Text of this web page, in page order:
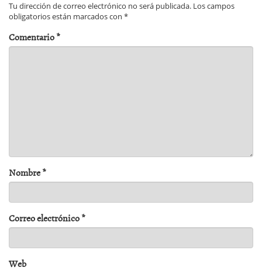
Tu dirección de correo electrónico no será publicada. Los campos
obligatorios están marcados con *
Comentario*
Nombre*
Correo electrónico*
Web